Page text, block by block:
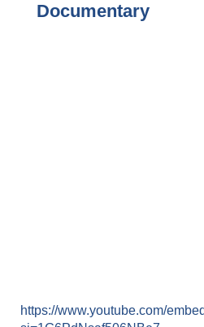
Documentary
https://www.youtube.com/